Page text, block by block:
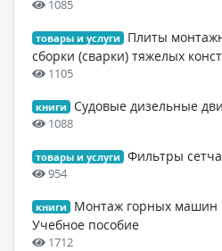
1085
товары и услуги
Плиты
сборки (сварки) тяжелых
1105
книги Судовые дизельные
1088
товары и услуги Фильтры
954
книги
Монтаж горных машин
Учебное пособие
1712